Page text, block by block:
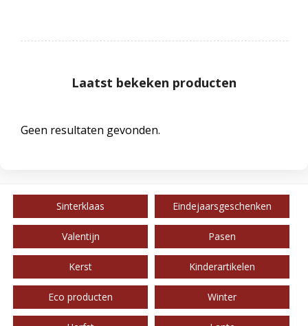
Laatst bekeken producten
Geen resultaten gevonden.
Sinterklaas Eindejaarsgeschenken
Valentijn Pasen
Kerst Kinderartikelen
Eco producten Winter